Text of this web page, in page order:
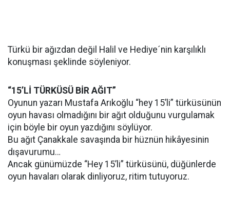
Türkü bir ağızdan değil Halil ve Hediye´nin karşılıklı
konuşması şeklinde söyleniyor.
“15’Lİ TÜRKÜSÜ BİR AĞIT”
Oyunun yazarı Mustafa Arıkoğlu “hey 15’li” türküsünün
oyun havası olmadığını bir ağıt olduğunu vurgulamak
için böyle bir oyun yazdığını söylüyor.
Bu ağıt Çanakkale savaşında bir hüznün hikâyesinin
dışavurumu…
Ancak günümüzde “Hey 15’li” türküsünü, düğünlerde
oyun havaları olarak dinliyoruz, ritim tutuyoruz.